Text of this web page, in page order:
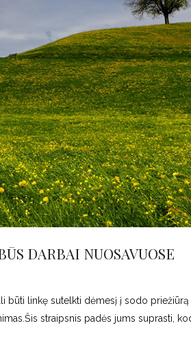
DARBAI NUOSAVUOSE
būti linkę sutelkti dėmesį į sodo priežiūrą
straipsnis padės jums suprasti,